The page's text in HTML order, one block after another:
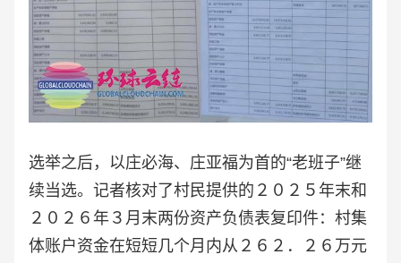
选举之后，以庄必海、庄亚福为首的“老班子”继
续当选。记者核对了村民提供的２０２５年末和
２０２６年３月末两份资产负债表复印件：村集
体账户资金在短短几个月内从２６２．２６万元